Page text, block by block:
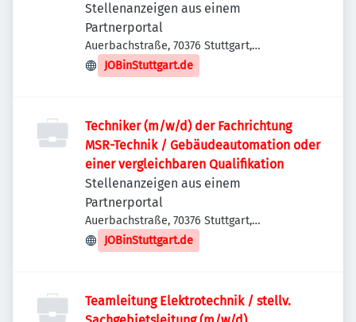
Stellenanzeigen aus einem
Partnerportal
Auerbachstraße, 70376 Stuttgart,
Deutschland
JOBinStuttgart.de
Techniker (m/w/d) der Fachrichtung
MSR-Technik / Gebäudeautomation oder
einer vergleichbaren Qualifikation
Stellenanzeigen aus einem
Partnerportal
Auerbachstraße, 70376 Stuttgart,
Deutschland
JOBinStuttgart.de
Teamleitung Elektrotechnik / stellv.